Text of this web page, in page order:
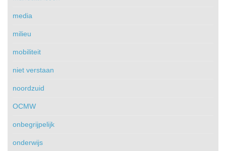
media
milieu
mobiliteit
niet verstaan
noordzuid
OCMW
onbegrijpelijk
onderwijs